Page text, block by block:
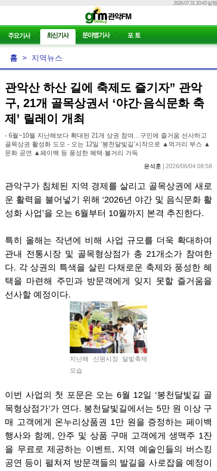
2026.07.31 20:43 발행
홈 > 지역뉴스
관악산 하산 길에 축제도 즐기자” 관악
구, 21개 골목상권서 ‘야간·음식문화 축
제’ 릴레이 개최
- 6월~10월 지난해보다 확대된 21개 상권 참여…구민에 즐거움 선사하고
골목상권 활성화 도모 - 오는 12일 ‘봉천달빛길’시작으로 ▲먹거리 부스 ▲
문화 공연 ▲페이백 등 풍성한 혜택·볼거리 가득
윤석훈 | 2026/06/04 08:58
관악구가 침체된 지역 경제를 살리고 골목상권에 새로
운 활력을 불어넣기 위해 ‘2026년 야간 및 음식문화 활
성화 사업 ’을 오는 6월부터 10월까지 본격 추진한다.
특히 올해는 작년에 비해 사업 규모를 더욱 확대하여
관내 전통시장 및 골목형상점가 총 21개소가 참여한
다. 각 상권의 특색을 살린 다채로운 축제와 풍성한 혜
택을 마련해 주민과 방문객에게 잊지 못할 즐거움을
선사할 예정이다.
지난해 신원시장 달빛축제
모습
이번 사업의 첫 포문은 오는 6월 12일 ‘봉천달빛길 골
목형상점가’가 연다. 봉천달빛길에서는 5만 원 이상 구
매 고객에게 온누리상품권 1만 원을 증정하는 페이백
행사와 함께 , 안주 및 상품 구매 고객에게 생맥주 1잔
을 무료로 제공하는 이벤트, 지역 예술인들의 버스킹
공연 등이 펼쳐져 방문객들의 발길을 사로잡을 예정이